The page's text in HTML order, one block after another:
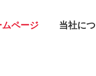
ムページ 当社に